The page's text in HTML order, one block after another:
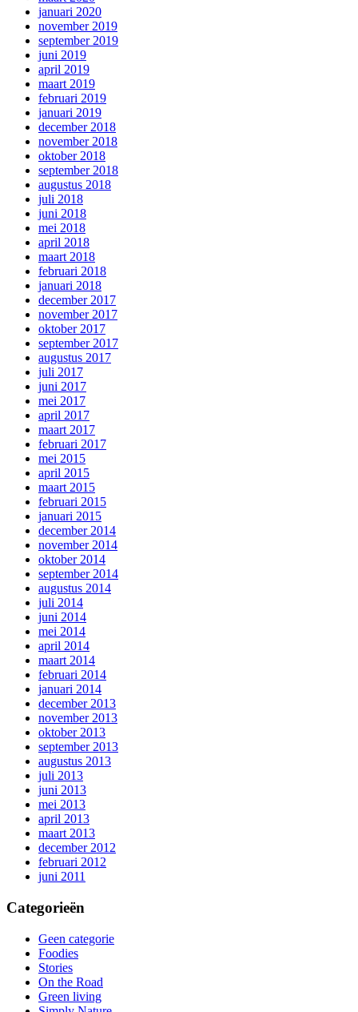
januari 2020
november 2019
september 2019
juni 2019
april 2019
maart 2019
februari 2019
januari 2019
december 2018
november 2018
oktober 2018
september 2018
augustus 2018
juli 2018
juni 2018
mei 2018
april 2018
maart 2018
februari 2018
januari 2018
december 2017
november 2017
oktober 2017
september 2017
augustus 2017
juli 2017
juni 2017
mei 2017
april 2017
maart 2017
februari 2017
mei 2015
april 2015
maart 2015
februari 2015
januari 2015
december 2014
november 2014
oktober 2014
september 2014
augustus 2014
juli 2014
juni 2014
mei 2014
april 2014
maart 2014
februari 2014
januari 2014
december 2013
november 2013
oktober 2013
september 2013
augustus 2013
juli 2013
juni 2013
mei 2013
april 2013
maart 2013
december 2012
februari 2012
juni 2011
Categorieën
Geen categorie
Foodies
Stories
On the Road
Green living